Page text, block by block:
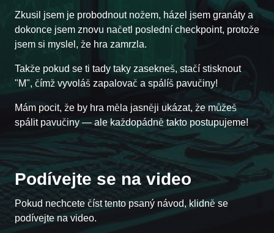
Zkusil jsem je probodnout nožem, házel jsem granáty a
dokonce jsem znovu načetl poslední checkpoint, protože
jsem si myslel, že hra zamrzla.
Takže pokud se ti tady taky zasekneš, stačí stisknout
"M", čímž vyvoláš zapalovač a spálíš pavučiny!
Mám pocit, že by hra měla jasněji ukázat, že můžeš
spálit pavučiny — ale každopádně takto postupujeme!
Podívejte se na video
Pokud nechcete číst tento psaný návod, klidně se
podívejte na video.